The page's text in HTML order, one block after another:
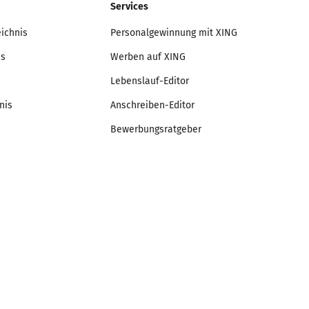
Services
Personalgewinnung mit XING
Werben auf XING
Lebenslauf-Editor
Anschreiben-Editor
Bewerbungsratgeber